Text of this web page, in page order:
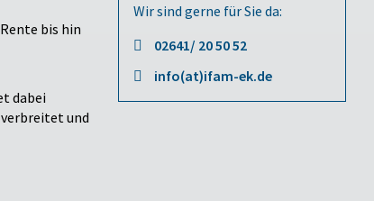
bis hin
dabei
und
Wir sind gerne für Sie da:
02641/ 20 50 52
info(at)ifam-ek.de